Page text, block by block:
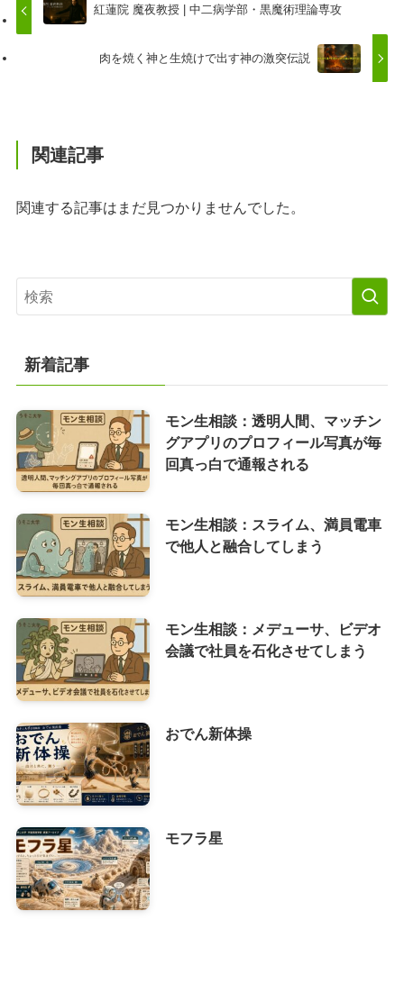
紅蓮院 魔夜教授 | 中二病学部・黒魔術理論専攻
肉を焼く神と生焼けで出す神の激突伝説
関連記事
関連する記事はまだ見つかりませんでした。
新着記事
モン生相談：透明人間、マッチン
グアプリのプロフィール写真が毎
回真っ白で通報される
モン生相談：スライム、満員電車
で他人と融合してしまう
モン生相談：メデューサ、ビデオ
会議で社員を石化させてしまう
おでん新体操
モフラ星